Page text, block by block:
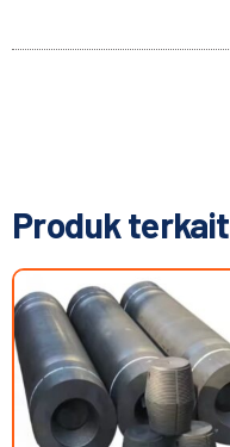
Produk terkait